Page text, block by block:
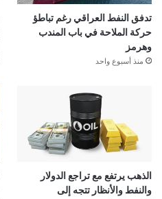
تدفق النفط العراقي رغم تباطؤ
حركة الملاحة في باب المندب
وهرمز
منذ أسبوع واحد
الذهب يرتفع مع تراجع الدولار
والنفط والأنظار تتجه إلى